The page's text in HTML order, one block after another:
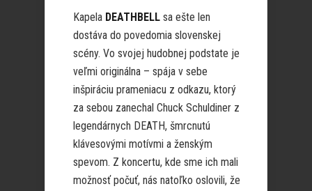
Kapela DEATHBELL sa ešte len
dostáva do povedomia slovenskej
scény. Vo svojej hudobnej podstate je
veľmi originálna – spája v sebe
inšpiráciu prameniacu z odkazu, ktorý
za sebou zanechal Chuck Schuldiner z
legendárnych DEATH, šmrcnutú
klávesovými motívmi a ženským
spevom. Z koncertu, kde sme ich mali
možnosť počuť, nás natoľko oslovili, že